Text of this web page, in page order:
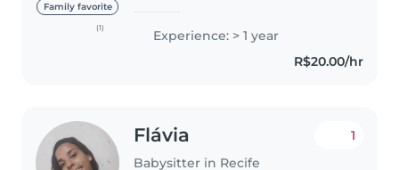
Family favorite
(1)
criança ao mesmo tempo,
experiência cuidando de bebês,
de crianças com autismo nível 1 e
Experience: > 1 year
R$20.00/hr
Flávia
Babysitter in Recife
1